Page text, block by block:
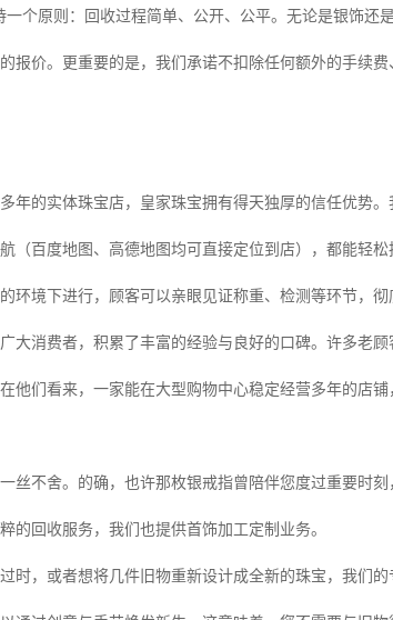
一个原则：回收过程简单、公开、公平。无论是银饰还
报价。更重要的是，我们承诺不扣除任何额外的手续
年的实体珠宝店，皇家珠宝拥有得天独厚的信任优势
（百度地图、高德地图均可直接定位到店），都能轻
环境下进行，顾客可以亲眼见证称重、检测等环节，彻
大消费者，积累了丰富的经验与良好的口碑。许多老
他们看来，一家能在大型购物中心稳定经营多年的店铺
丝不舍。的确，也许那枚银戒指曾陪伴您度过重要时
的回收服务，我们也提供首饰加工定制业务。
时，或者想将几件旧物重新设计成全新的珠宝，我们